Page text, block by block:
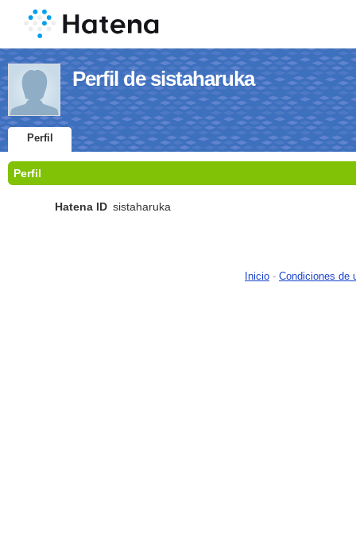
Perfil de sistaharuka
Perfil
Perfil
Hatena ID sistaharuka
Inicio - Condiciones de